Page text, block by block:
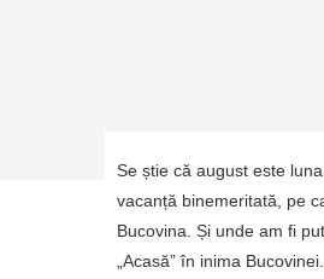
Se știe că august este
vacanță binemeritată, pe
Bucovina. Și unde am fi
„Acasă” în inima